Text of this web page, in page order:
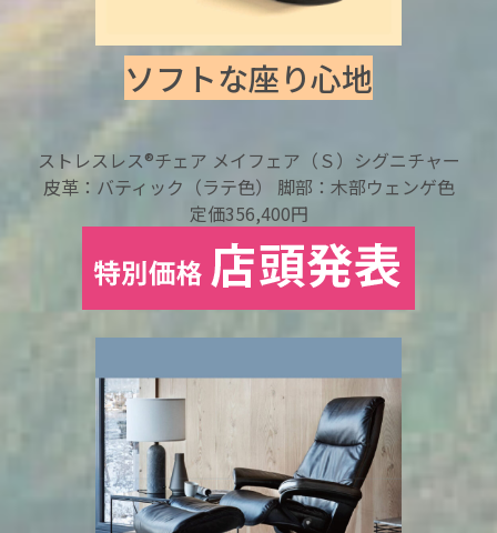
ソフトな座り心地
ストレスレス®チェア メイフェア（Ｓ）シグニチャー
皮革：バティック（ラテ色） 脚部：木部ウェンゲ色
定価356,400円